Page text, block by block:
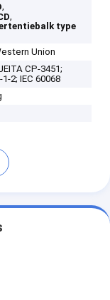
,
,
type
Union
CP-3451;
2; IEC 60068